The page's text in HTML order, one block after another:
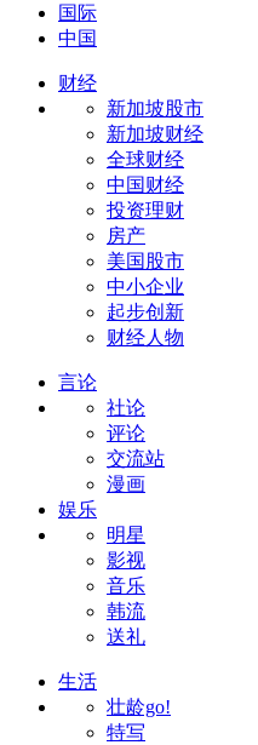
国际
中国
财经
新加坡股市
新加坡财经
全球财经
中国财经
投资理财
房产
美国股市
中小企业
起步创新
财经人物
言论
社论
评论
交流站
漫画
娱乐
明星
影视
音乐
韩流
送礼
生活
壮龄go!
特写